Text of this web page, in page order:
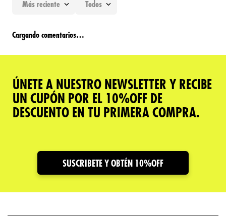
Más reciente Todos
Cargando comentarios…
ÚNETE A NUESTRO NEWSLETTER Y RECIBE
UN CUPÓN POR EL 10%OFF DE
DESCUENTO EN TU PRIMERA COMPRA.
SUSCRIBETE Y OBTÉN 10%OFF